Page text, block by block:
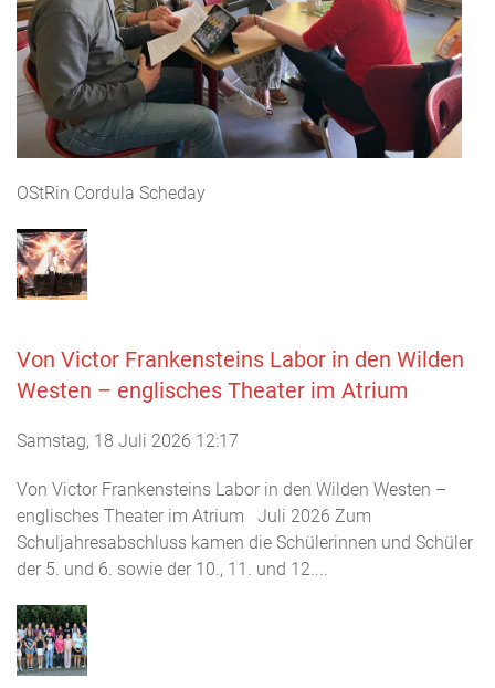
OStRin Cordula Scheday
Von Victor Frankensteins Labor in den Wilden
Westen – englisches Theater im Atrium
Samstag, 18 Juli 2026 12:17
Von Victor Frankensteins Labor in den Wilden Westen –
englisches Theater im Atrium Juli 2026 Zum
Schuljahresabschluss kamen die Schülerinnen und Schüler
der 5. und 6. sowie der 10., 11. und 12....